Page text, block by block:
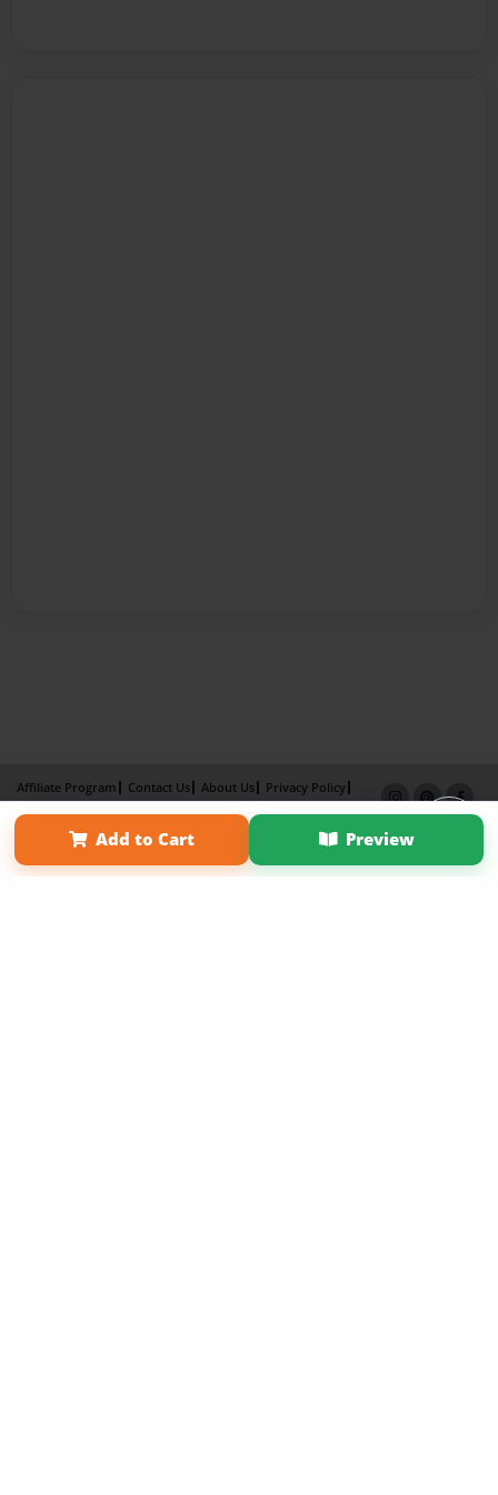
Add to Cart Preview
Affiliate Program Contact Us About Us
Privacy Policy
Term of Use
Why Bookemon